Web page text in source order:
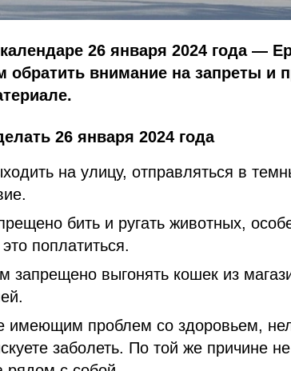
26 января 2024 года —
обратить внимание на запреты и
26 января 2024 года
на улицу, отправляться в
бить и ругать животных,
поплатиться.
запрещено выгонять кошек из
проблем со здоровьем,
заболеть. По той же причине